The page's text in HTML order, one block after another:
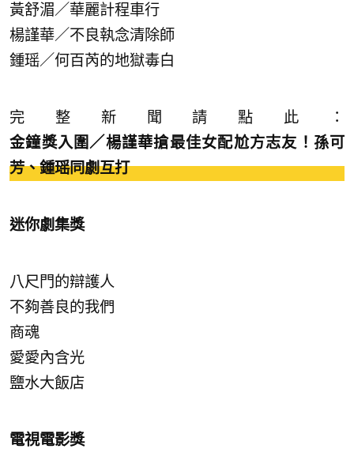
黃舒湄／華麗計程車行
楊謹華／不良執念清除師
鍾瑶／何百芮的地獄毒白
完整新聞請點此：
金鐘獎入圍／楊謹華搶最佳女配尬方志友！孫可
芳、鍾瑶同劇互打
迷你劇集獎
八尺門的辯護人
不夠善良的我們
商魂
愛愛內含光
鹽水大飯店
電視電影獎